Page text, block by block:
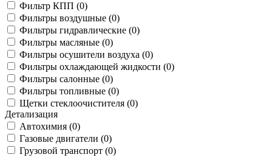
Фильтр КПП (0)
Фильтры воздушные (0)
Фильтры гидравлические (0)
Фильтры масляные (0)
Фильтры осушители воздуха (0)
Фильтры охлаждающей жидкости (0)
Фильтры салонные (0)
Фильтры топливные (0)
Щетки стеклоочистителя (0)
Детализация
Автохимия (0)
Газовые двигатели (0)
Грузовой транспорт (0)